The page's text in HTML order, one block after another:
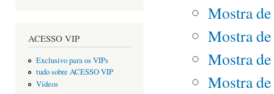
ACESSO VIP
Exclusivo para os VIPs
tudo sobre ACESSO VIP
Vídeos
Mostra
Mostra
Mostra
Mostra